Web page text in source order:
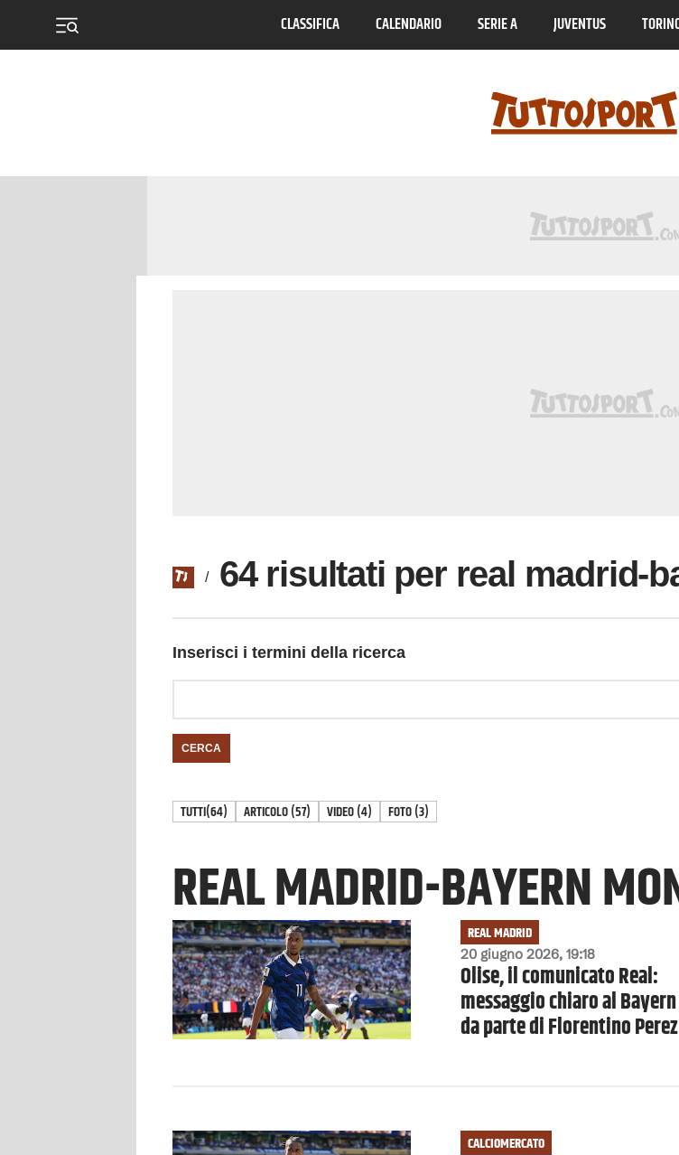
CLASSIFICA CALENDARIO SERIE A JUVENTUS
/ 64 risultati per real madrid-
Inserisci i termini della ricerca
CERCA
TUTTI(64) ARTICOLO(57) VIDEO(4) FOTO(3)
REAL MADRID-BAYERN
20 giugno 2026, 19:18
REAL MADRID
Olise, il comunicato Real:
messaggio chiaro al Bayern
da parte di Florentino Perez
CALCIOMERCATO